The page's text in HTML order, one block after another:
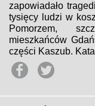
zapowiadało
tysięcy ludzi w
Pomorzem,
mieszkańców
części Kaszub.